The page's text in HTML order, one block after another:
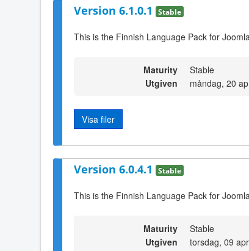
Version 6.1.0.1 Stable
This is the Finnish Language Pack for
Maturity
Stable
Utgiven
måndag, 20
Visa filer
Version 6.0.4.1 Stable
This is the Finnish Language Pack for
Maturity
Stable
Utgiven
torsdag, 09